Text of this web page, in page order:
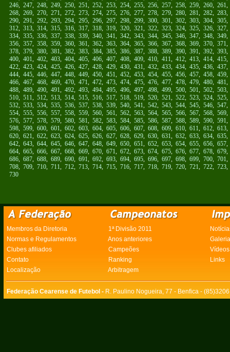
246, 247, 248, 249, 250, 251, 252, 253, 254, 255, 256, 257, 258, 259, 260, 261
268, 269, 270, 271, 272, 273, 274, 275, 276, 277, 278, 279, 280, 281, 282, 283
290, 291, 292, 293, 294, 295, 296, 297, 298, 299, 300, 301, 302, 303, 304, 305
312, 313, 314, 315, 316, 317, 318, 319, 320, 321, 322, 323, 324, 325, 326, 327
334, 335, 336, 337, 338, 339, 340, 341, 342, 343, 344, 345, 346, 347, 348, 349
356, 357, 358, 359, 360, 361, 362, 363, 364, 365, 366, 367, 368, 369, 370, 371
378, 379, 380, 381, 382, 383, 384, 385, 386, 387, 388, 389, 390, 391, 392, 393
400, 401, 402, 403, 404, 405, 406, 407, 408, 409, 410, 411, 412, 413, 414, 415
422, 423, 424, 425, 426, 427, 428, 429, 430, 431, 432, 433, 434, 435, 436, 437
444, 445, 446, 447, 448, 449, 450, 451, 452, 453, 454, 455, 456, 457, 458, 459
466, 467, 468, 469, 470, 471, 472, 473, 474, 475, 476, 477, 478, 479, 480, 481
488, 489, 490, 491, 492, 493, 494, 495, 496, 497, 498, 499, 500, 501, 502, 503
510, 511, 512, 513, 514, 515, 516, 517, 518, 519, 520, 521, 522, 523, 524, 525
532, 533, 534, 535, 536, 537, 538, 539, 540, 541, 542, 543, 544, 545, 546, 547
554, 555, 556, 557, 558, 559, 560, 561, 562, 563, 564, 565, 566, 567, 568, 569
576, 577, 578, 579, 580, 581, 582, 583, 584, 585, 586, 587, 588, 589, 590, 591
598, 599, 600, 601, 602, 603, 604, 605, 606, 607, 608, 609, 610, 611, 612, 613
620, 621, 622, 623, 624, 625, 626, 627, 628, 629, 630, 631, 632, 633, 634, 635
642, 643, 644, 645, 646, 647, 648, 649, 650, 651, 652, 653, 654, 655, 656, 657
664, 665, 666, 667, 668, 669, 670, 671, 672, 673, 674, 675, 676, 677, 678, 679
686, 687, 688, 689, 690, 691, 692, 693, 694, 695, 696, 697, 698, 699, 700, 701
708, 709, 710, 711, 712, 713, 714, 715, 716, 717, 718, 719, 720, 721, 722, 723
730
Membros da Diretoria 1ª Divisão 2011
Normas e Regulamentos
Anos anteriores
Clubes afiliados
Campeões
Vídeos
Contato
Ranking
Links
Localização
Arbitragem
Federação Cearense de Futebol - R. Paulino Nogueira, 77 - Benfica -